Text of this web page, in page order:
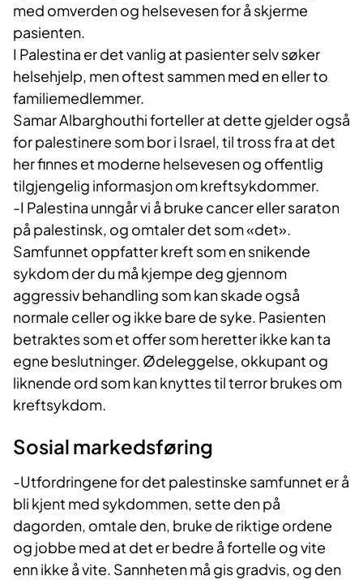
med omverden og helsevesen for å skjerme
pasienten.
I Palestina er det vanlig at pasienter selv søker
helsehjelp, men oftest sammen med en eller to
familiemedlemmer.
Samar Albarghouthi forteller at dette gjelder også
for palestinere som bor i Israel, til tross fra at det
her finnes et moderne helsevesen og offentlig
tilgjengelig informasjon om kreftsykdommer.
-I Palestina unngår vi å bruke cancer eller saraton
på palestinsk, og omtaler det som «det».
Samfunnet oppfatter kreft som en snikende
sykdom der du må kjempe deg gjennom
aggressiv behandling som kan skade også
normale celler og ikke bare de syke. Pasienten
betraktes som et offer som heretter ikke kan ta
egne beslutninger. Ødeleggelse, okkupant og
liknende ord som kan knyttes til terror brukes om
kreftsykdom.
Sosial markedsføring
-Utfordringene for det palestinske samfunnet er å
bli kjent med sykdommen, sette den på
dagorden, omtale den, bruke de riktige ordene
og jobbe med at det er bedre å fortelle og vite
enn ikke å vite. Sannheten må gis gradvis, og den